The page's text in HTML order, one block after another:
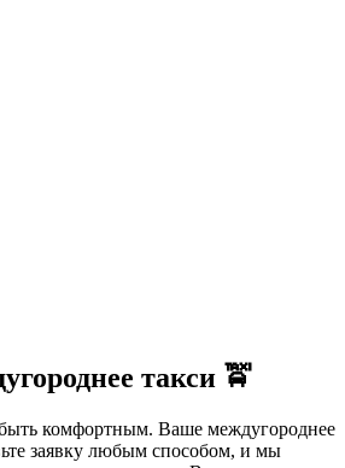
такси 🚖
комфортным. Ваше междугороднее
заявку любым способом, и мы